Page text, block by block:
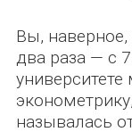
Вы, наверное,
два раза — с
называлась